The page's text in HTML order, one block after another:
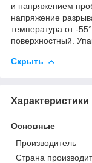
и напряжением
напряжение
температура от -
поверхностный.
Скрыть
Характеристики
Основные
Производитель
Страна